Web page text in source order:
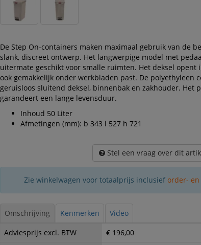
De Step On-containers maken maximaal gebruik van de
slank, discreet ontwerp. Het langwerpige model met
uitermate geschikt voor smalle ruimten. Het deksel opent
ook gemakkelijk onder werkbladen past. De polyethyleen
geruisloos sluitend deksel, binnenbak en zakhouder. Het
garandeert een lange levensduur.
Inhoud 50 Liter
Afmetingen (mm): b 343 l 527 h 721
Stel een vraag over dit
Zie winkelwagen voor totaalprijs inclusief order-
Omschrijving Kenmerken
Video
Adviesprijs excl. BTW
€ 196,00